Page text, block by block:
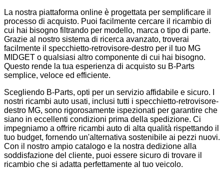
La nostra piattaforma online è progettata per semplificare il
processo di acquisto. Puoi facilmente cercare il ricambio di
cui hai bisogno filtrando per modello, marca o tipo di parte.
Grazie al nostro sistema di ricerca avanzato, troverai
facilmente il specchietto-retrovisore-destro per il tuo MG
MIDGET o qualsiasi altro componente di cui hai bisogno.
Questo rende la tua esperienza di acquisto su B-Parts
semplice, veloce ed efficiente.
Scegliendo B-Parts, opti per un servizio affidabile e sicuro. I
nostri ricambi auto usati, inclusi tutti i specchietto-retrovisore-
destro MG, sono rigorosamente ispezionati per garantire che
siano in eccellenti condizioni prima della spedizione. Ci
impegniamo a offrire ricambi auto di alta qualità rispettando il
tuo budget, fornendo un'alternativa sostenibile ai pezzi nuovi.
Con il nostro ampio catalogo e la nostra dedizione alla
soddisfazione del cliente, puoi essere sicuro di trovare il
ricambio che si adatta perfettamente al tuo veicolo.